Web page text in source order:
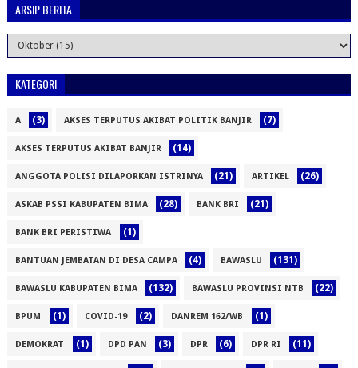
ARSIP BERITA
KATEGORI
A (3) AKSES TERPUTUS AKIBAT POLITIK BANJIR (7)
AKSES TERPUTUS AKIBAT BANJIR (14)
ANGGOTA POLISI DILAPORKAN ISTRINYA (21) ARTIKEL (26)
ASKAB PSSI KABUPATEN BIMA (28) BANK BRI (21)
BANK BRI PERISTIWA (1)
BANTUAN JEMBATAN DI DESA CAMPA (4) BAWASLU (131)
BAWASLU KABUPATEN BIMA (132) BAWASLU PROVINSI NTB (22)
BPUM (1) COVID-19 (2) DANREM 162/WB (1)
DEMOKRAT (1) DPD PAN (3) DPR (6) DPR RI (11)